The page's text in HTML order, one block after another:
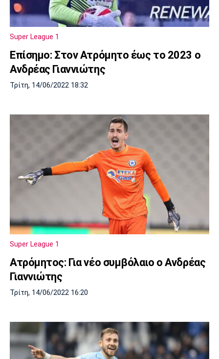
Super League 1
Επίσημο: Στον Ατρόμητο έως το 2023 ο
Ανδρέας Γιαννιώτης
Τρίτη, 14/06/2022 18:32
Super League 1
Ατρόμητος: Για νέο συμβόλαιο ο Ανδρέας
Γιαννιώτης
Τρίτη, 14/06/2022 16:20